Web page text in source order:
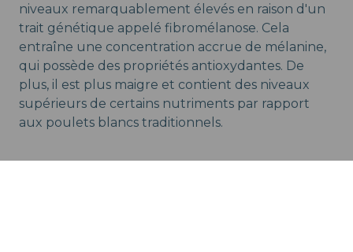
niveaux remarquablement élevés en raison d'un
trait génétique appelé fibromélanose. Cela
entraîne une concentration accrue de mélanine,
qui possède des propriétés antioxydantes. De
plus, il est plus maigre et contient des niveaux
supérieurs de certains nutriments par rapport
aux poulets blancs traditionnels.